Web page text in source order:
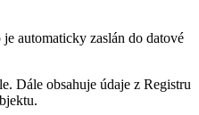
automaticky zaslán do datové
Dále obsahuje údaje z Registru